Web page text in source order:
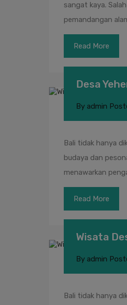
sangat kaya.
pemandangan
Read More
Desa
By admin
Bali tidak hanya
budaya dan
menawarkan
Read More
Wisata
By admin
Bali tidak hanya